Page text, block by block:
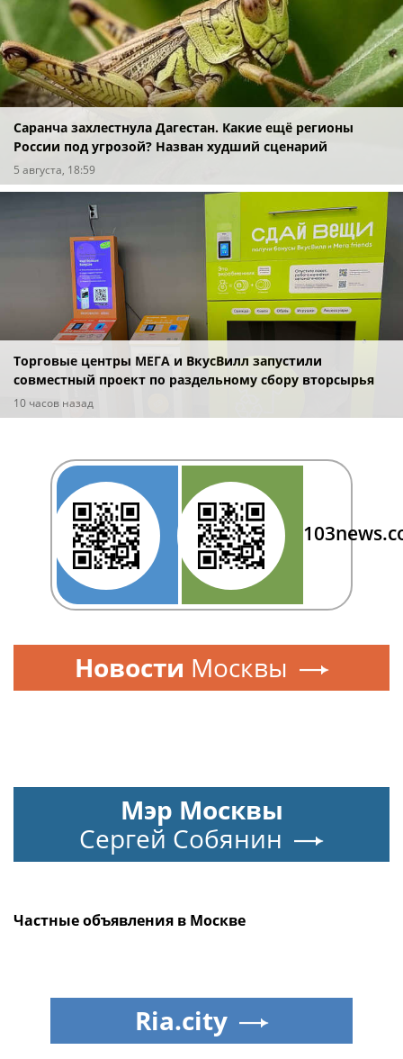
Саранча захлестнула Дагестан. Какие ещё регионы
России под угрозой? Назван худший сценарий
5 августа, 18:59
Торговые центры МЕГА и ВкусВилл запустили
совместный проект по раздельному сбору вторсырья
10 часов назад
Новости Москвы
Мэр Москвы
Сергей Собянин
Частные объявления в Москве
Ria.city